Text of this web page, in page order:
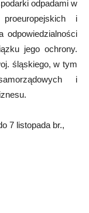
odpadami w
i
odpowiedzialności
jego ochrony.
śląskiego, w tym
i
7 listopada br.,